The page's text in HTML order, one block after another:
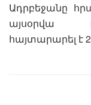
Ադրբեջանը
այսօրվա
հայտարարել է